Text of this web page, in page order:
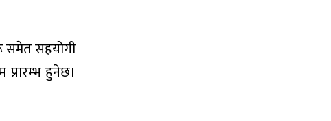
समेत सहयोगी
हुनेछ।